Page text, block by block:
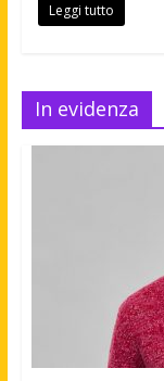
Leggi tutto
In evidenza